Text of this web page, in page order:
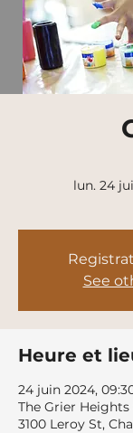
lun. 24
See
Heure et
24 juin 2024,
The Grier
3100 Leroy St,